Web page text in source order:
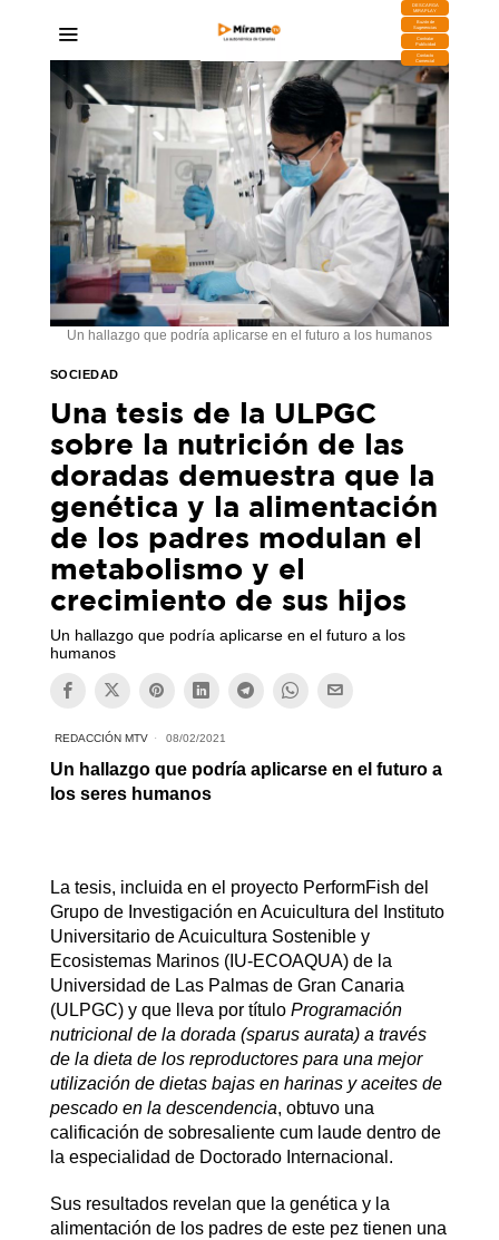
DESCARGA
MIRAPLAY
Buzón de
Sugerencias
Contratar
Publicidad
Contacto
Comercial
Un hallazgo que podría aplicarse en el futuro a los humanos
SOCIEDAD
Una tesis de la ULPGC
sobre la nutrición de las
doradas demuestra que la
genética y la alimentación
de los padres modulan el
metabolismo y el
crecimiento de sus hijos
Un hallazgo que podría aplicarse en el futuro a los
humanos
REDACCIÓN MTV 08/02/2021
Un hallazgo que podría aplicarse en el futuro a
los seres humanos
La tesis, incluida en el proyecto PerformFish del
Grupo de Investigación en Acuicultura del Instituto
Universitario de Acuicultura Sostenible y
Ecosistemas Marinos (IU-ECOAQUA) de la
Universidad de Las Palmas de Gran Canaria
(ULPGC) y que lleva por título Programación
nutricional de la dorada (sparus aurata) a través
de la dieta de los reproductores para una mejor
utilización de dietas bajas en harinas y aceites de
pescado en la descendencia, obtuvo una
calificación de sobresaliente cum laude dentro de
la especialidad de Doctorado Internacional.
Sus resultados revelan que la genética y la
alimentación de los padres de este pez tienen una